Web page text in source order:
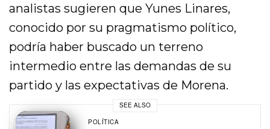
analistas sugieren que Yunes Linares,
conocido por su pragmatismo político,
podría haber buscado un terreno
intermedio entre las demandas de su
partido y las expectativas de Morena.
SEE ALSO
POLÍTICA